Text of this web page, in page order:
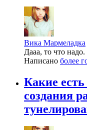
Вика Мармеладка
Дааа, то что
Написано более
Какие
создания